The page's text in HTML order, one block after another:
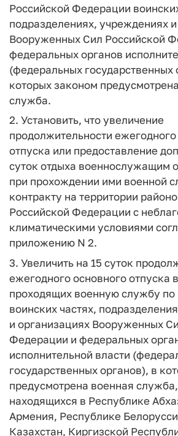
Российской Федерации
подразделениях, учреждениях
Вооруженных Сил Российской
федеральных органов
(федеральных государственных
которых законом
служба.
2. Установить, что увеличение
продолжительности
отпуска или предоставление
суток отдыха военнослужащим
при прохождении ими военной
контракту на территории
Российской Федерации с
климатическими условиями
приложению N 2.
3. Увеличить на 15 суток
ежегодного основного отпуска
проходящих военную службу по
воинских частях,
и организациях Вооруженных
Федерации и федеральных
исполнительной власти
государственных органов), в
предусмотрена военная
находящихся в Республике
Армения, Республике
Казахстан, Киргизской